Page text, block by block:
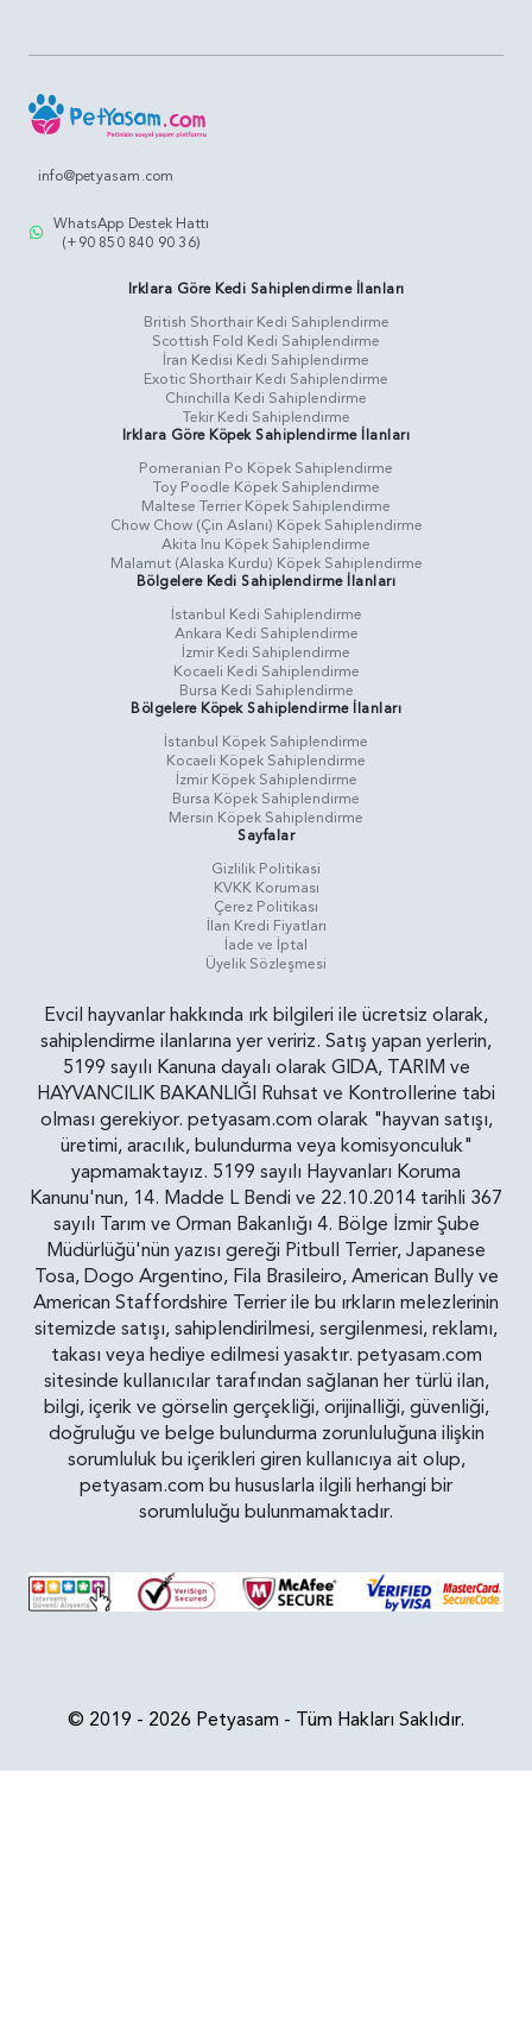
info@petyasam.com
WhatsApp Destek Hattı
(+90 850 840 90 36)
Irklara Göre Kedi Sahiplendirme İlanları
British Shorthair Kedi Sahiplendirme
Scottish Fold Kedi Sahiplendirme
İran Kedisi Kedi Sahiplendirme
Exotic Shorthair Kedi Sahiplendirme
Chinchilla Kedi Sahiplendirme
Tekir Kedi Sahiplendirme
Irklara Göre Köpek Sahiplendirme İlanları
Pomeranian Po Köpek Sahiplendirme
Toy Poodle Köpek Sahiplendirme
Maltese Terrier Köpek Sahiplendirme
Chow Chow (Çin Aslanı) Köpek Sahiplendirme
Akita Inu Köpek Sahiplendirme
Malamut (Alaska Kurdu) Köpek Sahiplendirme
Bölgelere Kedi Sahiplendirme İlanları
İstanbul Kedi Sahiplendirme
Ankara Kedi Sahiplendirme
İzmir Kedi Sahiplendirme
Kocaeli Kedi Sahiplendirme
Bursa Kedi Sahiplendirme
Bölgelere Köpek Sahiplendirme İlanları
İstanbul Köpek Sahiplendirme
Kocaeli Köpek Sahiplendirme
İzmir Köpek Sahiplendirme
Bursa Köpek Sahiplendirme
Mersin Köpek Sahiplendirme
Sayfalar
Gizlilik Politikasi
KVKK Koruması
Çerez Politikası
İlan Kredi Fiyatları
İade ve İptal
Üyelik Sözleşmesi
Evcil hayvanlar hakkında ırk bilgileri ile ücretsiz olarak,
sahiplendirme ilanlarına yer veririz. Satış yapan yerlerin,
5199 sayılı Kanuna dayalı olarak GIDA, TARIM ve
HAYVANCILIK BAKANLIĞI Ruhsat ve Kontrollerine tabi
olması gerekiyor. petyasam.com olarak "hayvan satışı,
üretimi, aracılık, bulundurma veya komisyonculuk"
yapmamaktayız. 5199 sayılı Hayvanları Koruma
Kanunu'nun, 14. Madde L Bendi ve 22.10.2014 tarihli 367
sayılı Tarım ve Orman Bakanlığı 4. Bölge İzmir Şube
Müdürlüğü'nün yazısı gereği Pitbull Terrier, Japanese
Tosa, Dogo Argentino, Fila Brasileiro, American Bully ve
American Staffordshire Terrier ile bu ırkların melezlerinin
sitemizde satışı, sahiplendirilmesi, sergilenmesi, reklamı,
takası veya hediye edilmesi yasaktır. petyasam.com
sitesinde kullanıcılar tarafından sağlanan her türlü ilan,
bilgi, içerik ve görselin gerçekliği, orijinalliği, güvenliği,
doğruluğu ve belge bulundurma zorunluluğuna ilişkin
sorumluluk bu içerikleri giren kullanıcıya ait olup,
petyasam.com bu hususlarla ilgili herhangi bir
sorumluluğu bulunmamaktadır.
© 2019 - 2026 Petyasam - Tüm Hakları Saklıdır.